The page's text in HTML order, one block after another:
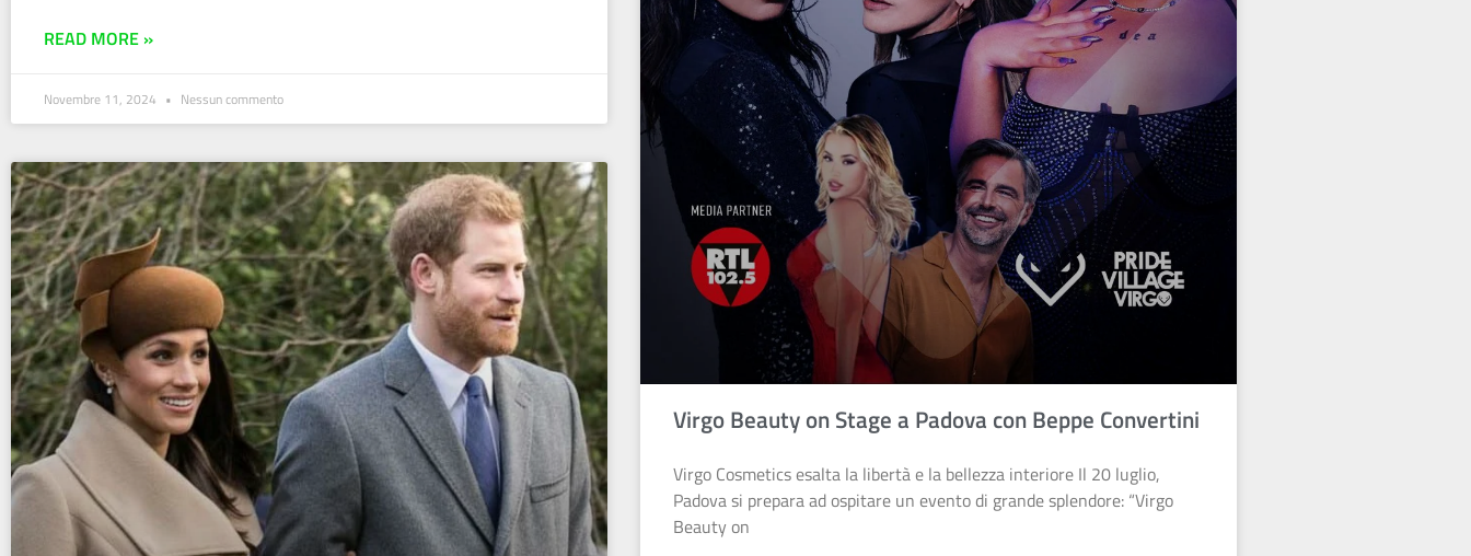
READ MORE »
Novembre 11, 2024 Nessun commento
Virgo Beauty on Stage a Padova con Beppe Convertini
Virgo Cosmetics esalta la libertà e la bellezza interiore Il 20 luglio,
Padova si prepara ad ospitare un evento di grande splendore: “Virgo
Beauty on